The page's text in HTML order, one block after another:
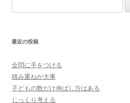
索:
最近の投稿
全問に手をつける
積み重ねが大事
子どもの数だけ伸ばし方はある
じっくり考える